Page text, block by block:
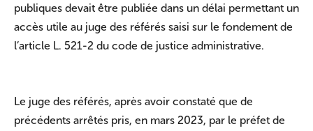
publiques devait être publiée dans un délai permettant un
accès utile au juge des référés saisi sur le fondement de
l’article L. 521-2 du code de justice administrative.
Le juge des référés, après avoir constaté que de
précédents arrêtés pris, en mars 2023, par le préfet de